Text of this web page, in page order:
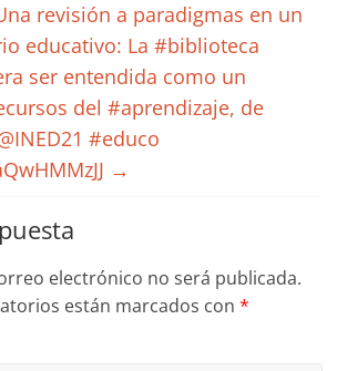
revisión a paradigmas en un
educativo: La #biblioteca
ser entendida como un
del #aprendizaje, de
#educo
→
electrónico no será publicada.
están marcados con*